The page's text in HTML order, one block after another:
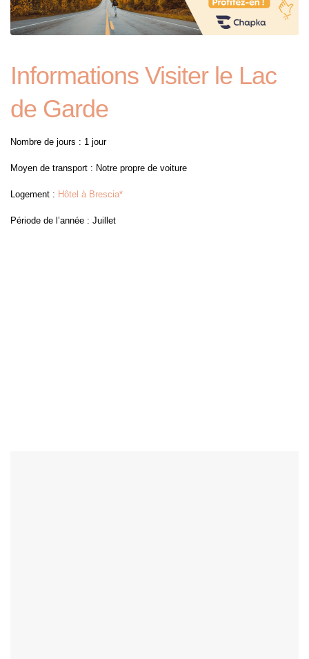
Informations Visiter le Lac
de Garde
Nombre de jours : 1 jour
Moyen de transport : Notre propre de voiture
Logement : Hôtel à Brescia*
Période de l’année : Juillet